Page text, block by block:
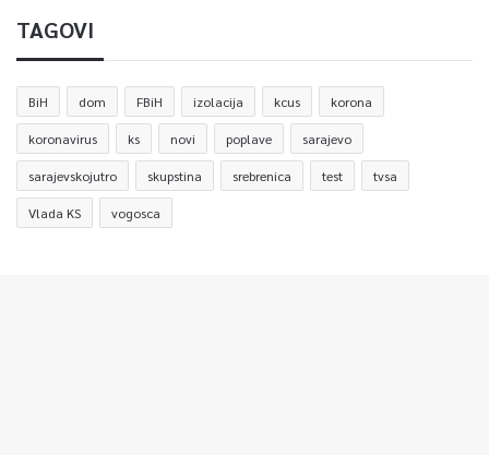
TAGOVI
BiH dom FBiH izolacija kcus korona
koronavirus ks novi poplave sarajevo
sarajevskojutro skupstina srebrenica test tvsa
Vlada KS vogosca